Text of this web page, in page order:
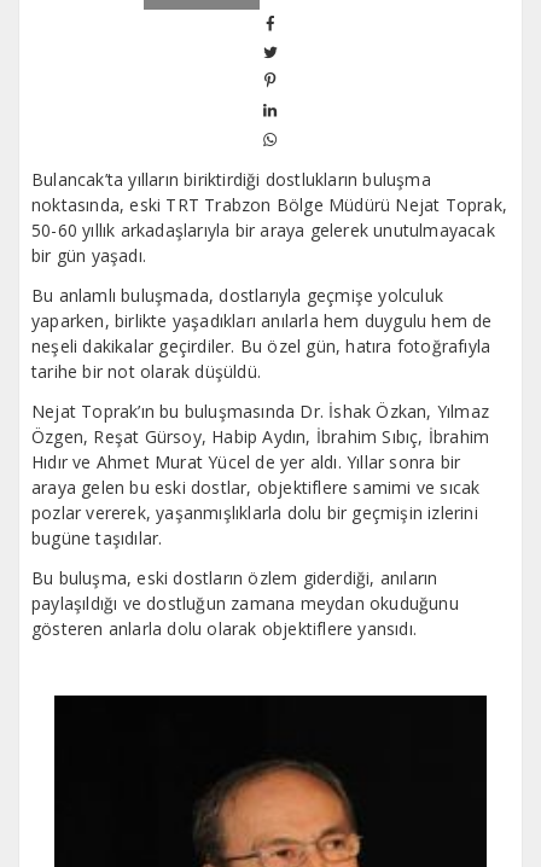
Bulancak’ta yılların biriktirdiği dostlukların buluşma
noktasında, eski TRT Trabzon Bölge Müdürü Nejat Toprak,
50-60 yıllık arkadaşlarıyla bir araya gelerek unutulmayacak
bir gün yaşadı.
Bu anlamlı buluşmada, dostlarıyla geçmişe yolculuk
yaparken, birlikte yaşadıkları anılarla hem duygulu hem de
neşeli dakikalar geçirdiler. Bu özel gün, hatıra fotoğrafıyla
tarihe bir not olarak düşüldü.
Nejat Toprak’ın bu buluşmasında Dr. İshak Özkan, Yılmaz
Özgen, Reşat Gürsoy, Habip Aydın, İbrahim Sıbıç, İbrahim
Hıdır ve Ahmet Murat Yücel de yer aldı. Yıllar sonra bir
araya gelen bu eski dostlar, objektiflere samimi ve sıcak
pozlar vererek, yaşanmışlıklarla dolu bir geçmişin izlerini
bugüne taşıdılar.
Bu buluşma, eski dostların özlem giderdiği, anıların
paylaşıldığı ve dostluğun zamana meydan okuduğunu
gösteren anlarla dolu olarak objektiflere yansıdı.